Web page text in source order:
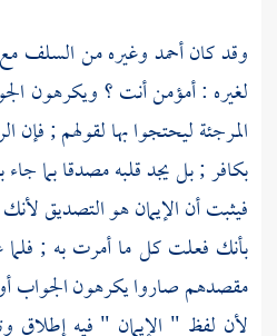
وقد كانأحمدوغيره منالسلف
لغيره : أمؤمن أنت ؟ ويكرهون
المرجئةليحتجوا بها لقولهم ;
بكافر ; بل يجد قلبه مصدقا بما
فيثبت أن الإيمان هو التصديق
بأنك فعلت كل ما أمرت به ; فلما
مقصدهم صاروا يكرهون الجواب
لأن لفظ " الإيمان " فيه إطلاق